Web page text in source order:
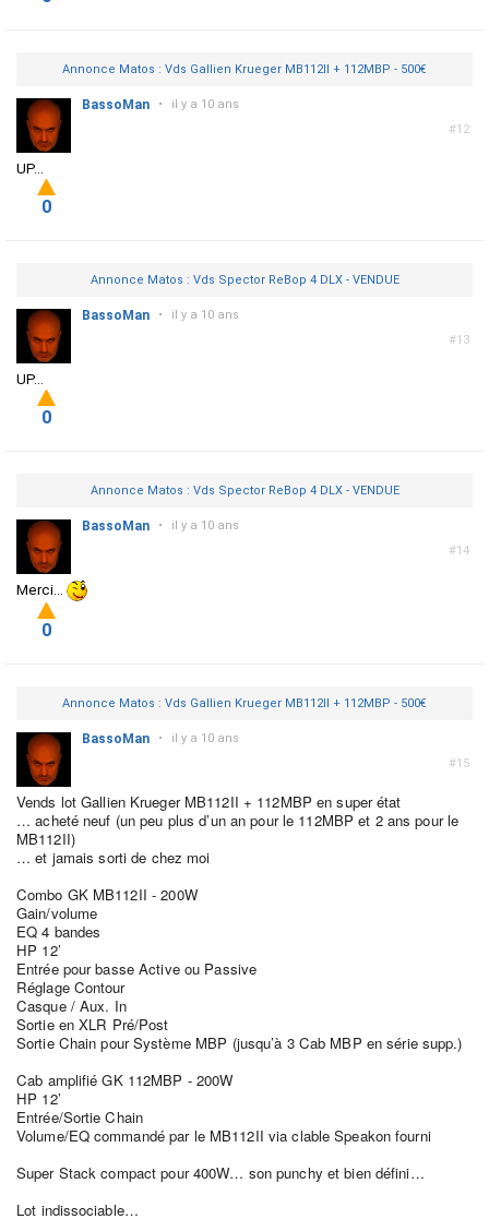
Annonce Matos : Vds Gallien Krueger MB112II + 112MBP - 500€
#12
BassoMan • il y a 10 ans
UP...
0
Annonce Matos : Vds Spector ReBop 4 DLX - VENDUE
#13
BassoMan • il y a 10 ans
UP...
0
Annonce Matos : Vds Spector ReBop 4 DLX - VENDUE
#14
BassoMan • il y a 10 ans
Merci...
0
Annonce Matos : Vds Gallien Krueger MB112II + 112MBP - 500€
#15
BassoMan • il y a 10 ans
Vends lot Gallien Krueger MB112II + 112MBP en super état
… acheté neuf (un peu plus d’un an pour le 112MBP et 2 ans pour le
MB112II)
… et jamais sorti de chez moi
Combo GK MB112II - 200W
Gain/volume
EQ 4 bandes
HP 12’
Entrée pour basse Active ou Passive
Réglage Contour
Casque / Aux. In
Sortie en XLR Pré/Post
Sortie Chain pour Système MBP (jusqu’à 3 Cab MBP en série supp.)
Cab amplifié GK 112MBP - 200W
HP 12’
Entrée/Sortie Chain
Volume/EQ commandé par le MB112II via clable Speakon fourni
Super Stack compact pour 400W… son punchy et bien défini…
Lot indissociable…